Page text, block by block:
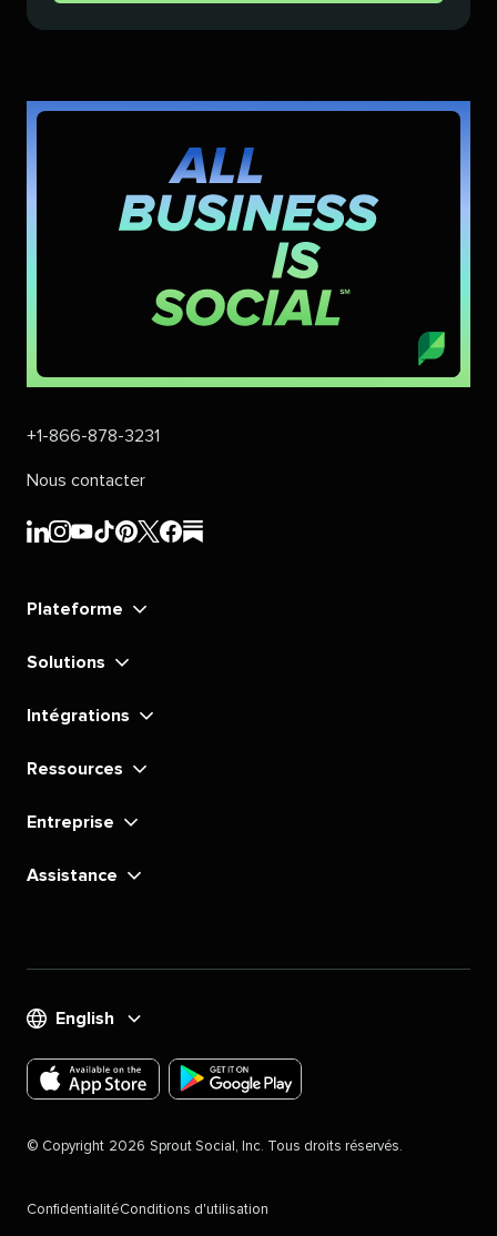
+1-866-878-3231​​
Nous contacter​​
Sprout
LinkedIn​​
Sprout
Instagram​​
Sprout
YouTube​​
Sprout
TikTok​​
Sprout
Sprout
Sprout
Sprout
Plateforme​​
Solutions​​
Intégrations​​
Ressources​​
Entreprise​​
Assistance​​
English​​
l'application
Social
l'application
Social
©​​ Copyright​​ 2026​​ Sprout Social, Inc. Tous droits réservés.​​
Confidentialité​​ Conditions d'utilisation​​